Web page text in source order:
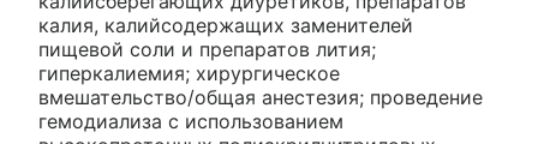
калия, калийсодержащих заменителей
пищевой соли и препаратов лития;
гиперкалиемия; хирургическое
вмешательство/общая анестезия; проведение
гемодиализа с использованием